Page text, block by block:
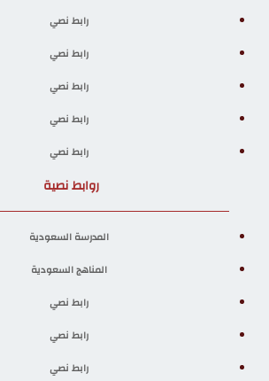
رابط نصي
رابط نصي
رابط نصي
رابط نصي
رابط نصي
روابط نصية
المدرسة السعودية
المناهج السعودية
رابط نصي
رابط نصي
رابط نصي